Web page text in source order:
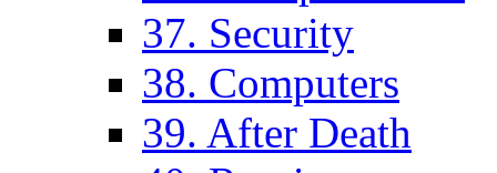
37. Security
38. Computers
39. After Death